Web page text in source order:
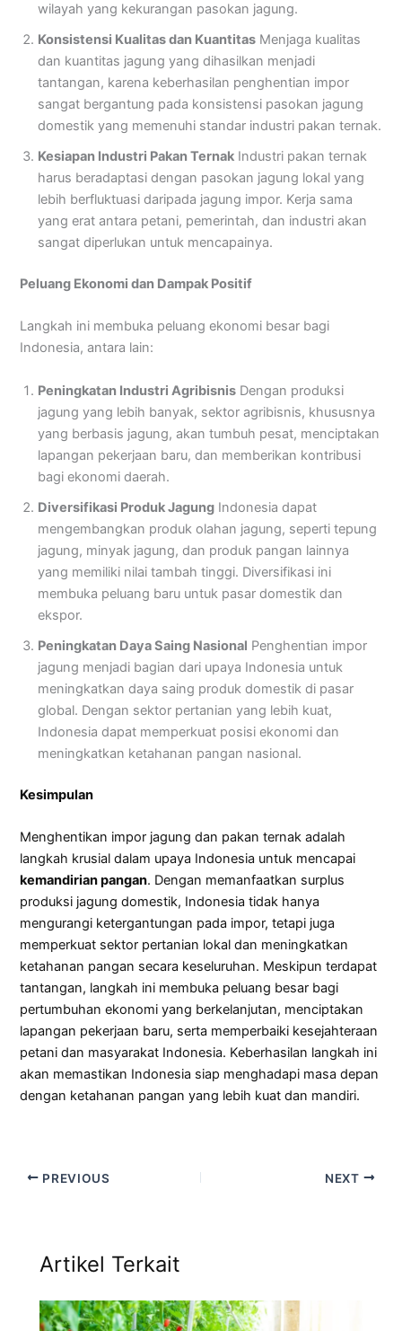
wilayah yang kekurangan pasokan jagung.
Konsistensi Kualitas dan Kuantitas Menjaga kualitas
dan kuantitas jagung yang dihasilkan menjadi
tantangan, karena keberhasilan penghentian impor
sangat bergantung pada konsistensi pasokan jagung
domestik yang memenuhi standar industri pakan ternak.
Kesiapan Industri Pakan Ternak Industri pakan ternak
harus beradaptasi dengan pasokan jagung lokal yang
lebih berfluktuasi daripada jagung impor. Kerja sama
yang erat antara petani, pemerintah, dan industri akan
sangat diperlukan untuk mencapainya.
Peluang Ekonomi dan Dampak Positif
Langkah ini membuka peluang ekonomi besar bagi
Indonesia, antara lain:
Peningkatan Industri Agribisnis Dengan produksi
jagung yang lebih banyak, sektor agribisnis, khususnya
yang berbasis jagung, akan tumbuh pesat, menciptakan
lapangan pekerjaan baru, dan memberikan kontribusi
bagi ekonomi daerah.
Diversifikasi Produk Jagung Indonesia dapat
mengembangkan produk olahan jagung, seperti tepung
jagung, minyak jagung, dan produk pangan lainnya
yang memiliki nilai tambah tinggi. Diversifikasi ini
membuka peluang baru untuk pasar domestik dan
ekspor.
Peningkatan Daya Saing Nasional Penghentian impor
jagung menjadi bagian dari upaya Indonesia untuk
meningkatkan daya saing produk domestik di pasar
global. Dengan sektor pertanian yang lebih kuat,
Indonesia dapat memperkuat posisi ekonomi dan
meningkatkan ketahanan pangan nasional.
Kesimpulan
Menghentikan impor jagung dan pakan ternak adalah
langkah krusial dalam upaya Indonesia untuk mencapai
kemandirian pangan. Dengan memanfaatkan surplus
produksi jagung domestik, Indonesia tidak hanya
mengurangi ketergantungan pada impor, tetapi juga
memperkuat sektor pertanian lokal dan meningkatkan
ketahanan pangan secara keseluruhan. Meskipun terdapat
tantangan, langkah ini membuka peluang besar bagi
pertumbuhan ekonomi yang berkelanjutan, menciptakan
lapangan pekerjaan baru, serta memperbaiki kesejahteraan
petani dan masyarakat Indonesia. Keberhasilan langkah ini
akan memastikan Indonesia siap menghadapi masa depan
dengan ketahanan pangan yang lebih kuat dan mandiri.
PREVIOUS NEXT
Artikel Terkait